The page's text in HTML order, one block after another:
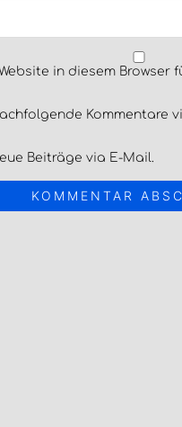
in diesem
Kommentare
Beiträge via E-Mail.